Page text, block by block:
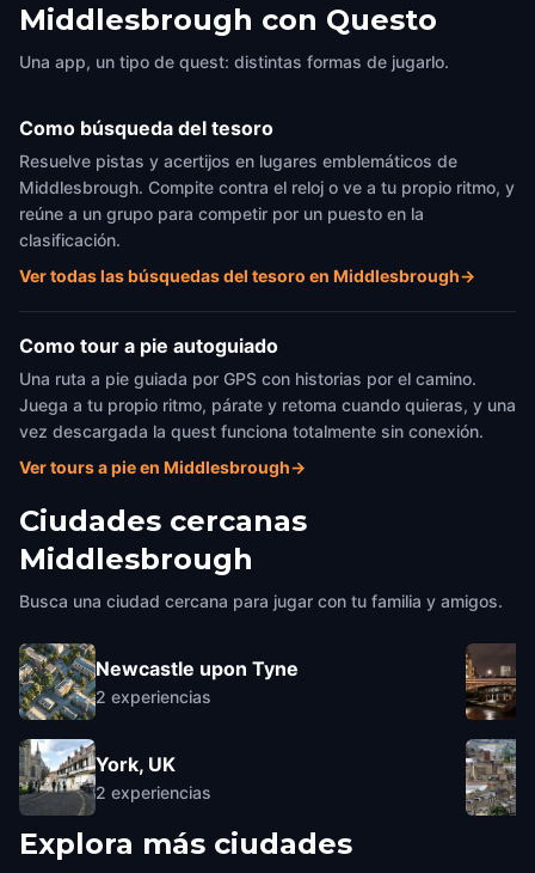
Middlesbrough con Questo
Una app, un tipo de quest: distintas formas de jugarlo.
Como búsqueda del tesoro
Resuelve pistas y acertijos en lugares emblemáticos de
Middlesbrough. Compite contra el reloj o ve a tu propio ritmo, y
reúne a un grupo para competir por un puesto en la
clasificación.
Ver todas las búsquedas del tesoro en Middlesbrough→
Como tour a pie autoguiado
Una ruta a pie guiada por GPS con historias por el camino.
Juega a tu propio ritmo, párate y retoma cuando quieras, y una
vez descargada la quest funciona totalmente sin conexión.
Ver tours a pie en Middlesbrough→
Ciudades cercanas
Middlesbrough
Busca una ciudad cercana para jugar con tu familia y amigos.
Newcastle upon Tyne
2 experiencias
York, UK
2 experiencias
Explora más ciudades